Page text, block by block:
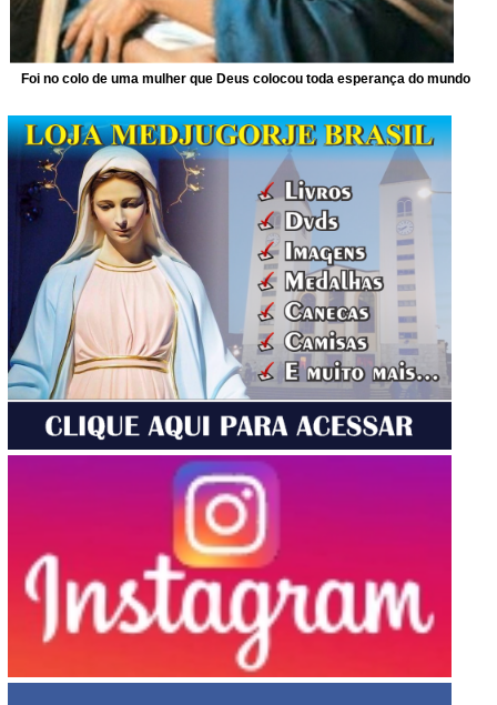
Foi no colo de uma mulher que Deus colocou toda esperança do mundo